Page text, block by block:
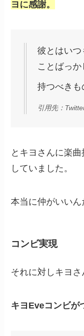
ヨに感謝。
彼とはい
ことばっか
持つべきも
引用先：
とキヨさんに楽
していました。
本当に仲がいいん
コンビ実現
それに対しキヨさ
キヨEveコンビが